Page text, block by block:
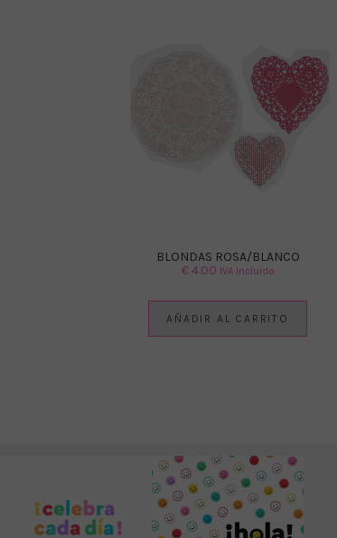
BLONDAS ROSA/BLANCO
€4.00 IVA Incluido
AÑADIR AL CARRITO